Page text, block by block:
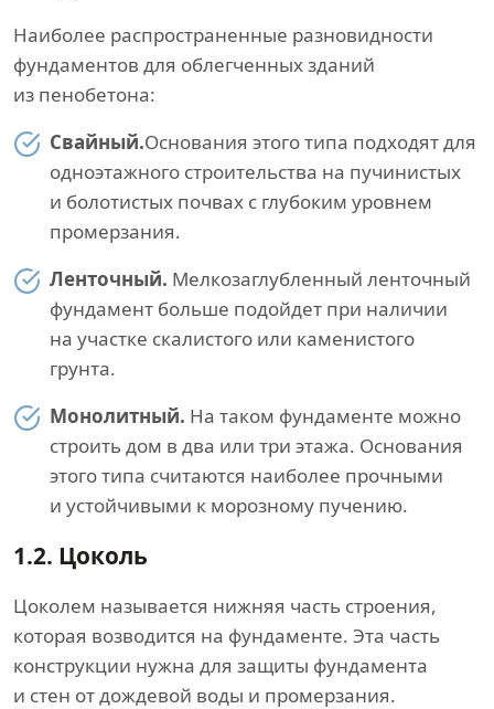
Наиболее распространенные разновидности
фундаментов для облегченных зданий
из пенобетона:
Свайный.Основания этого типа подходят для
одноэтажного строительства на пучинистых
и болотистых почвах с глубоким уровнем
промерзания.
Ленточный. Мелкозаглубленный ленточный
фундамент больше подойдет при наличии
на участке скалистого или каменистого
грунта.
Монолитный. На таком фундаменте можно
строить дом в два или три этажа. Основания
этого типа считаются наиболее прочными
и устойчивыми к морозному пучению.
1.2. Цоколь
Цоколем называется нижняя часть строения,
которая возводится на фундаменте. Эта часть
конструкции нужна для защиты фундамента
и стен от дождевой воды и промерзания.